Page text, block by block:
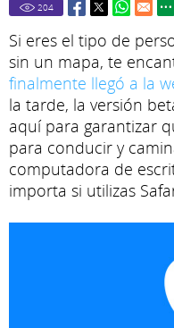
204
Si eres el tipo de
sin un mapa, te
finalmente llegó a la
la tarde, la versión
aquí para garantizar
para conducir y
computadora de
importa si utilizas